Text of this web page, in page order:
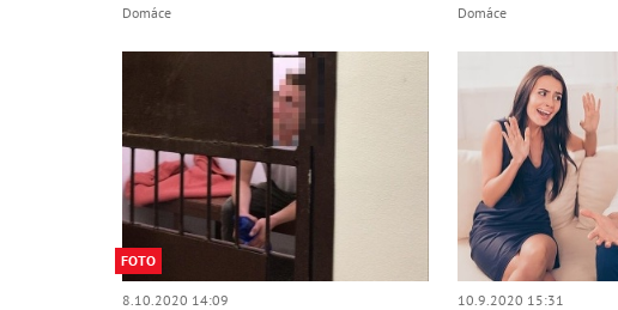
Domáce Domáce
FOTO
8.10.2020 14:09 10.9.2020 15:31